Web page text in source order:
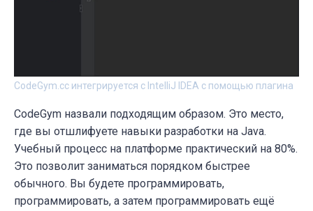
CodeGym.cc интегрируется с IntelliJ IDEA с помощью плагина
CodeGym назвали подходящим образом. Это место,
где вы отшлифуете навыки разработки на Java.
Учебный процесс на платформе практический на 80%.
Это позволит заниматься порядком быстрее
обычного. Вы будете программировать,
программировать, а затем программировать ещё